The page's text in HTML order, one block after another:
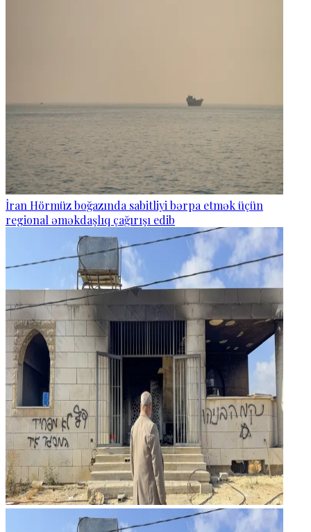
İran Hörmüz boğazında sabitliyi bərpa etmək üçün
regional əməkdaşlıq çağırışı edib